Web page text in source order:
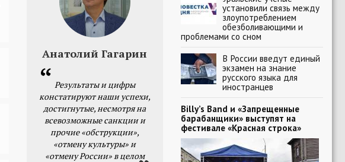
Анатолий Гагарин
Результаты и цифры
констатируют наши успехи,
достигнутые, несмотря на
всевозможные санкции и
прочие «обструкции»,
«отмену культуры» и
«отмену России» в целом
установили связь между
злоупотреблением
обезболивающими и
проблемами со сном
В России введут единый
экзамен на знание
русского языка для
иностранцев
Billy’s Band и «Запрещенные
барабанщики» выступят на
фестивале «Красная строка»